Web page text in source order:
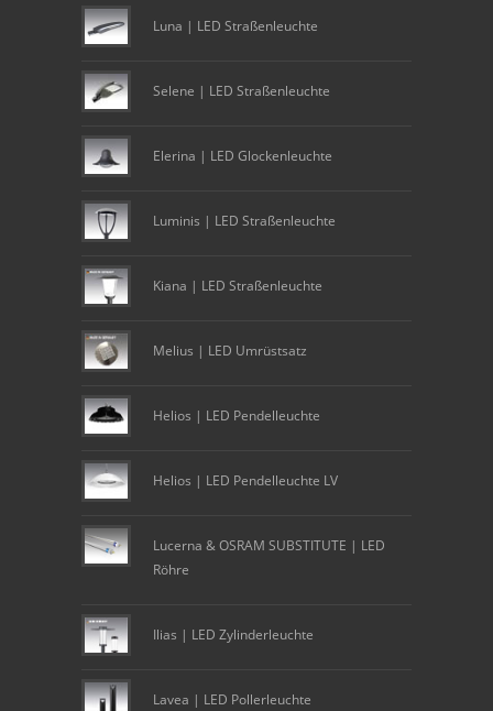
Luna | LED Straßenleuchte
Selene | LED Straßenleuchte
Elerina | LED Glockenleuchte
Luminis | LED Straßenleuchte
Kiana | LED Straßenleuchte
Melius | LED Umrüstsatz
Helios | LED Pendelleuchte
Helios | LED Pendelleuchte LV
Lucerna & OSRAM SUBSTITUTE | LED
Röhre
Ilias | LED Zylinderleuchte
Lavea | LED Pollerleuchte